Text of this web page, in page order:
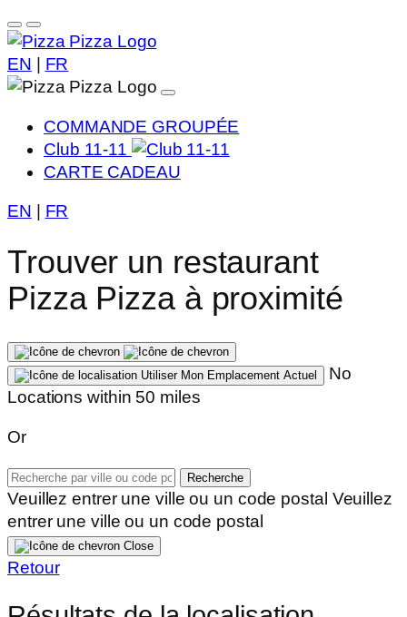
EN FR
COMMANDE GROUPÉE
Club 11-11
CARTE CADEAU
EN FR
Trouver un restaurant
Pizza Pizza à proximité
Utiliser Mon Emplacement Actuel
No
Locations within 50 miles
Or
Recherche
Veuillez entrer une ville ou un code postal Veuillez
entrer une ville ou un code postal
Close
Retour